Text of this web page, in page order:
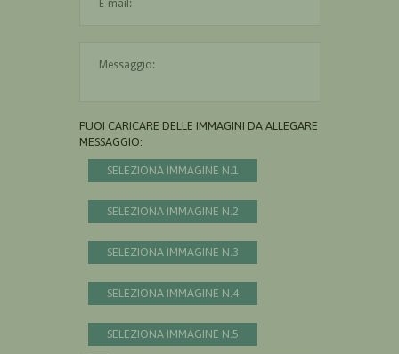
PUOI CARICARE DELLE IMMAGINI DA ALLEGARE AL
MESSAGGIO:
SELEZIONA IMMAGINE N.1
SELEZIONA IMMAGINE N.2
SELEZIONA IMMAGINE N.3
SELEZIONA IMMAGINE N.4
SELEZIONA IMMAGINE N.5